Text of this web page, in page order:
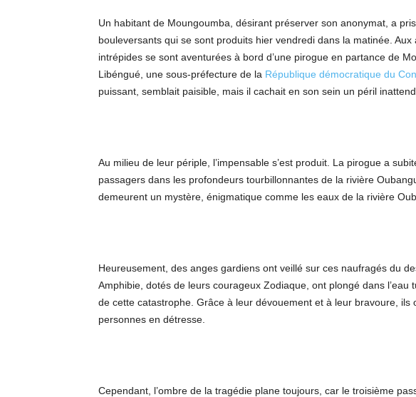
Un habitant de Moungoumba, désirant préserver son anonymat, a
bouleversants qui se sont produits hier vendredi dans la matinée.
intrépides se sont aventurées à bord d’une pirogue en partance de
Libéngué, une sous-préfecture de la République démocratique du
puissant, semblait paisible, mais il cachait en son sein un péril
Au milieu de leur périple, l’impensable s’est produit. La pirogue a
passagers dans les profondeurs tourbillonnantes de la rivière
demeurent un mystère, énigmatique comme les eaux de la rivière
Heureusement, des anges gardiens ont veillé sur ces naufragés du
Amphibie, dotés de leurs courageux Zodiaque, ont plongé dans l’eau
de cette catastrophe. Grâce à leur dévouement et à leur bravoure, ils
personnes en détresse.
Cependant, l’ombre de la tragédie plane toujours, car le troisième